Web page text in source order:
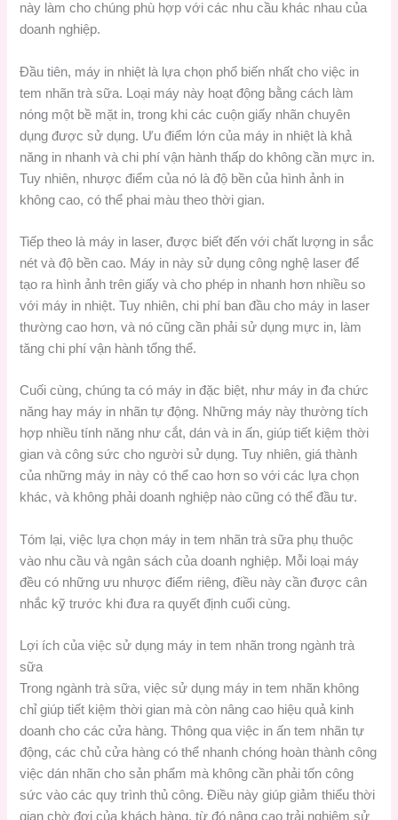
này làm cho chúng phù hợp với các nhu cầu khác nhau của
doanh nghiệp.
Đầu tiên, máy in nhiệt là lựa chọn phổ biến nhất cho việc in
tem nhãn trà sữa. Loại máy này hoạt động bằng cách làm
nóng một bề mặt in, trong khi các cuộn giấy nhãn chuyên
dụng được sử dụng. Ưu điểm lớn của máy in nhiệt là khả
năng in nhanh và chi phí vận hành thấp do không cần mực in.
Tuy nhiên, nhược điểm của nó là độ bền của hình ảnh in
không cao, có thể phai màu theo thời gian.
Tiếp theo là máy in laser, được biết đến với chất lượng in sắc
nét và độ bền cao. Máy in này sử dụng công nghệ laser để
tạo ra hình ảnh trên giấy và cho phép in nhanh hơn nhiều so
với máy in nhiệt. Tuy nhiên, chi phí ban đầu cho máy in laser
thường cao hơn, và nó cũng cần phải sử dụng mực in, làm
tăng chi phí vận hành tổng thể.
Cuối cùng, chúng ta có máy in đặc biệt, như máy in đa chức
năng hay máy in nhãn tự động. Những máy này thường tích
hợp nhiều tính năng như cắt, dán và in ấn, giúp tiết kiệm thời
gian và công sức cho người sử dụng. Tuy nhiên, giá thành
của những máy in này có thể cao hơn so với các lựa chọn
khác, và không phải doanh nghiệp nào cũng có thể đầu tư.
Tóm lại, việc lựa chọn máy in tem nhãn trà sữa phụ thuộc
vào nhu cầu và ngân sách của doanh nghiệp. Mỗi loại máy
đều có những ưu nhược điểm riêng, điều này cần được cân
nhắc kỹ trước khi đưa ra quyết định cuối cùng.
Lợi ích của việc sử dụng máy in tem nhãn trong ngành trà
sữa
Trong ngành trà sữa, việc sử dụng máy in tem nhãn không
chỉ giúp tiết kiệm thời gian mà còn nâng cao hiệu quả kinh
doanh cho các cửa hàng. Thông qua việc in ấn tem nhãn tự
động, các chủ cửa hàng có thể nhanh chóng hoàn thành công
việc dán nhãn cho sản phẩm mà không cần phải tốn công
sức vào các quy trình thủ công. Điều này giúp giảm thiểu thời
gian chờ đợi của khách hàng, từ đó nâng cao trải nghiệm sử